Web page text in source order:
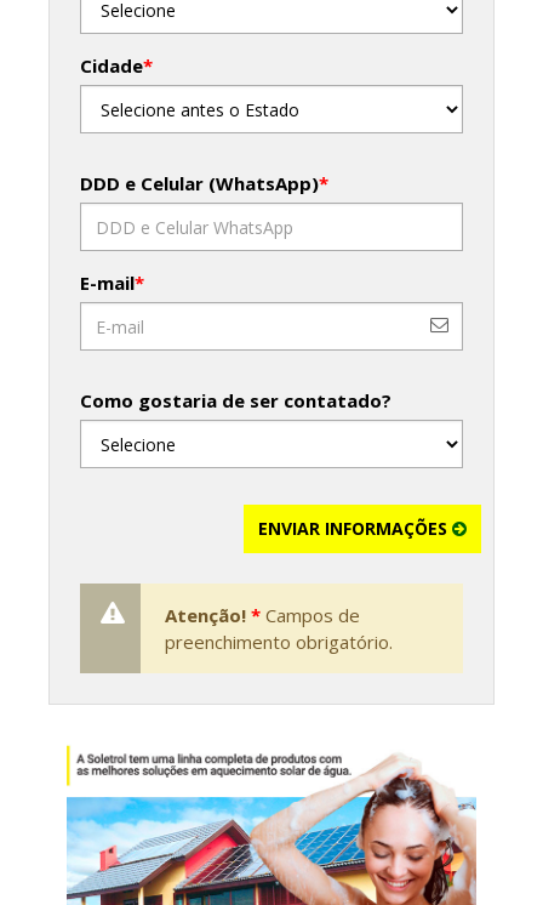
Cidade*
DDD e Celular (WhatsApp)*
E-mail*
Como gostaria de ser contatado?
ENVIAR INFORMAÇÕES
Atenção! * Campos de
preenchimento obrigatório.